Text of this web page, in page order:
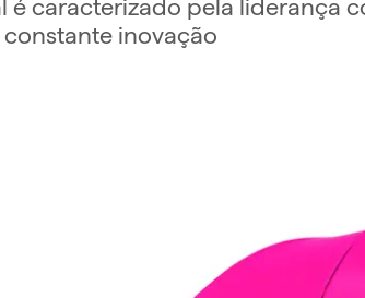
inovação